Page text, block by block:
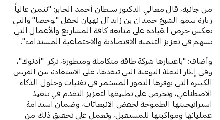
من جانبه، قال معالي الدكتور سلطان أحمد الجابر: "نثمن غالياً
زيارة سمو الشيخ حمدان بن زايد آل نهيان لحقل "بوحصا" والتي
تعكس حرص القيادة على متابعة كافة المشاريع والأعمال التي
تسهم في تعزيز التنمية الاقتصادية والاجتماعية المستدامة".
وأضاف: "باعتبارها شركة طاقة متكاملة ومتطورة، تركز "أدنوك"،
وفي إطار النقلة النوعية التي تنفذها، على الاستفادة من الفرص
الكبيرة التي يوفرها التطور المستمر في تقنيات وحلول الذكاء
الاصطناعي، وتحرص على تطبيقها لتعزيز التقدم في تنفيذ
استراتيجيتها الطموحة لخفض الانبعاثات، وضمان استدامة
عملياتها ومواكبتها للمستقبل، وتعمل على تحقيق ذلك من